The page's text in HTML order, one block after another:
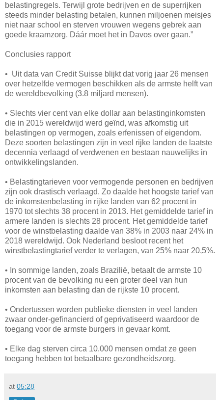
belastingregels. Terwijl grote bedrijven en de superrijken
steeds minder belasting betalen, kunnen miljoenen meisjes
niet naar school en sterven vrouwen wegens gebrek aan
goede kraamzorg. Dáár moet het in Davos over gaan.”
Conclusies rapport
• Uit data van Credit Suisse blijkt dat vorig jaar 26 mensen
over hetzelfde vermogen beschikken als de armste helft van
de wereldbevolking (3.8 miljard mensen).
• Slechts vier cent van elke dollar aan belastinginkomsten
die in 2015 wereldwijd werd geïnd, was afkomstig uit
belastingen op vermogen, zoals erfenissen of eigendom.
Deze soorten belastingen zijn in veel rijke landen de laatste
decennia verlaagd of verdwenen en bestaan nauwelijks in
ontwikkelingslanden.
• Belastingtarieven voor vermogende personen en bedrijven
zijn ook drastisch verlaagd. Zo daalde het hoogste tarief van
de inkomstenbelasting in rijke landen van 62 procent in
1970 tot slechts 38 procent in 2013. Het gemiddelde tarief in
armere landen is slechts 28 procent. Het gemiddelde tarief
voor de winstbelasting daalde van 38% in 2003 naar 24% in
2018 wereldwijd. Ook Nederland besloot recent het
winstbelastingtarief verder te verlagen, van 25% naar 20,5%.
• In sommige landen, zoals Brazilië, betaalt de armste 10
procent van de bevolking nu een groter deel van hun
inkomsten aan belasting dan de rijkste 10 procent.
• Ondertussen worden publieke diensten in veel landen
zwaar onder-gefinancierd of geprivatiseerd waardoor de
toegang voor de armste burgers in gevaar komt.
• Elke dag sterven circa 10.000 mensen omdat ze geen
toegang hebben tot betaalbare gezondheidszorg.
at 05:28